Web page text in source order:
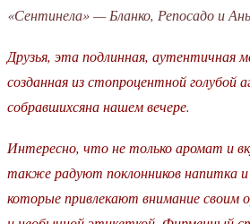
«Сентинела» — Бланко, Репосадо и
Друзья, эта подлинная, аутентичная
созданная из стопроцентной голубой
собравшихсяна нашем вечере.
Интересно, что не только аромат и
также радуют поклонников напитка
которые привлекают внимание своим